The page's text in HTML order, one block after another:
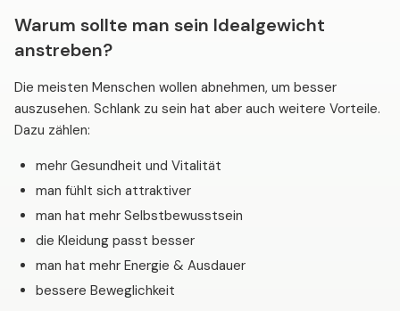
Warum sollte man sein Idealgewicht
anstreben?
Die meisten Menschen wollen abnehmen, um besser
auszusehen. Schlank zu sein hat aber auch weitere Vorteile.
Dazu zählen:
mehr Gesundheit und Vitalität
man fühlt sich attraktiver
man hat mehr Selbstbewusstsein
die Kleidung passt besser
man hat mehr Energie & Ausdauer
bessere Beweglichkeit